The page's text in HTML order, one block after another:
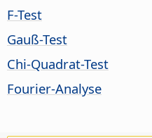
F-Test
Gauß-Test
Chi-Quadrat-Test
Fourier-Analyse